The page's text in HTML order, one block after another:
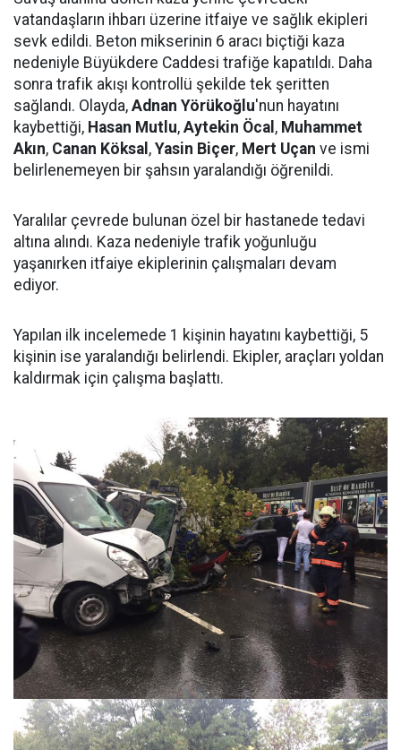
vatandaşların ihbarı üzerine itfaiye ve sağlık ekipleri
sevk edildi. Beton mikserinin 6 aracı biçtiği kaza
nedeniyle Büyükdere Caddesi trafiğe kapatıldı. Daha
sonra trafik akışı kontrollü şekilde tek şeritten
sağlandı. Olayda, Adnan Yörükoğlu'nun hayatını
kaybettiği, Hasan Mutlu, Aytekin Öcal , Muhammet
Akın, Canan Köksal , Yasin Biçer, Mert Uçan ve ismi
belirlenemeyen bir şahsın yaralandığı öğrenildi.
Yaralılar çevrede bulunan özel bir hastanede tedavi
altına alındı. Kaza nedeniyle trafik yoğunluğu
yaşanırken itfaiye ekiplerinin çalışmaları devam
ediyor.
Yapılan ilk incelemede 1 kişinin hayatını kaybettiği, 5
kişinin ise yaralandığı belirlendi. Ekipler, araçları yoldan
kaldırmak için çalışma başlattı.